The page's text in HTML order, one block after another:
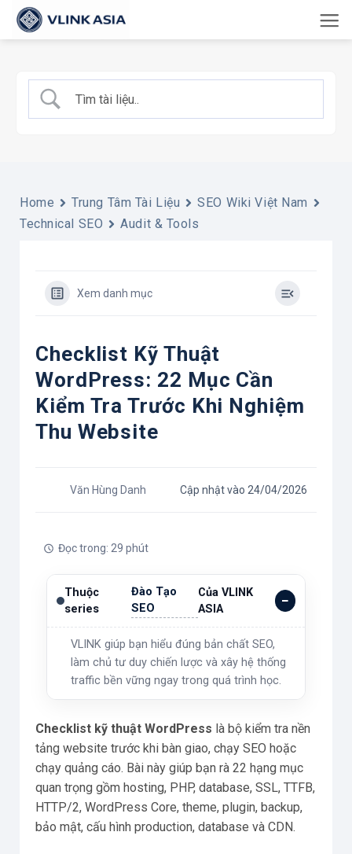
qua
dung
Home Trung Tâm Tài Liệu
SEO Wiki Việt Nam
Technical SEO
Audit & Tools
Xem danh mục
Checklist Kỹ Thuật
WordPress: 22 Mục Cần
Kiểm Tra Trước Khi Nghiệm
Thu Website
Văn Hùng Danh Cập nhật vào 24/04/2026
Đọc trong: 29 phút
Thuộc
series
Đào Tạo
SEO
Của VLINK
ASIA
VLINK giúp bạn hiểu đúng bản chất SEO,
làm chủ tư duy chiến lược và xây hệ thống
traffic bền vững ngay trong quá trình học.
Checklist kỹ thuật WordPress là bộ kiểm tra nền
tảng website trước khi bàn giao, chạy SEO hoặc
chạy quảng cáo. Bài này giúp bạn rà 22 hạng mục
quan trọng gồm hosting, PHP, database, SSL, TTFB,
HTTP/2, WordPress Core, theme, plugin, backup,
bảo mật, cấu hình production, database và CDN.